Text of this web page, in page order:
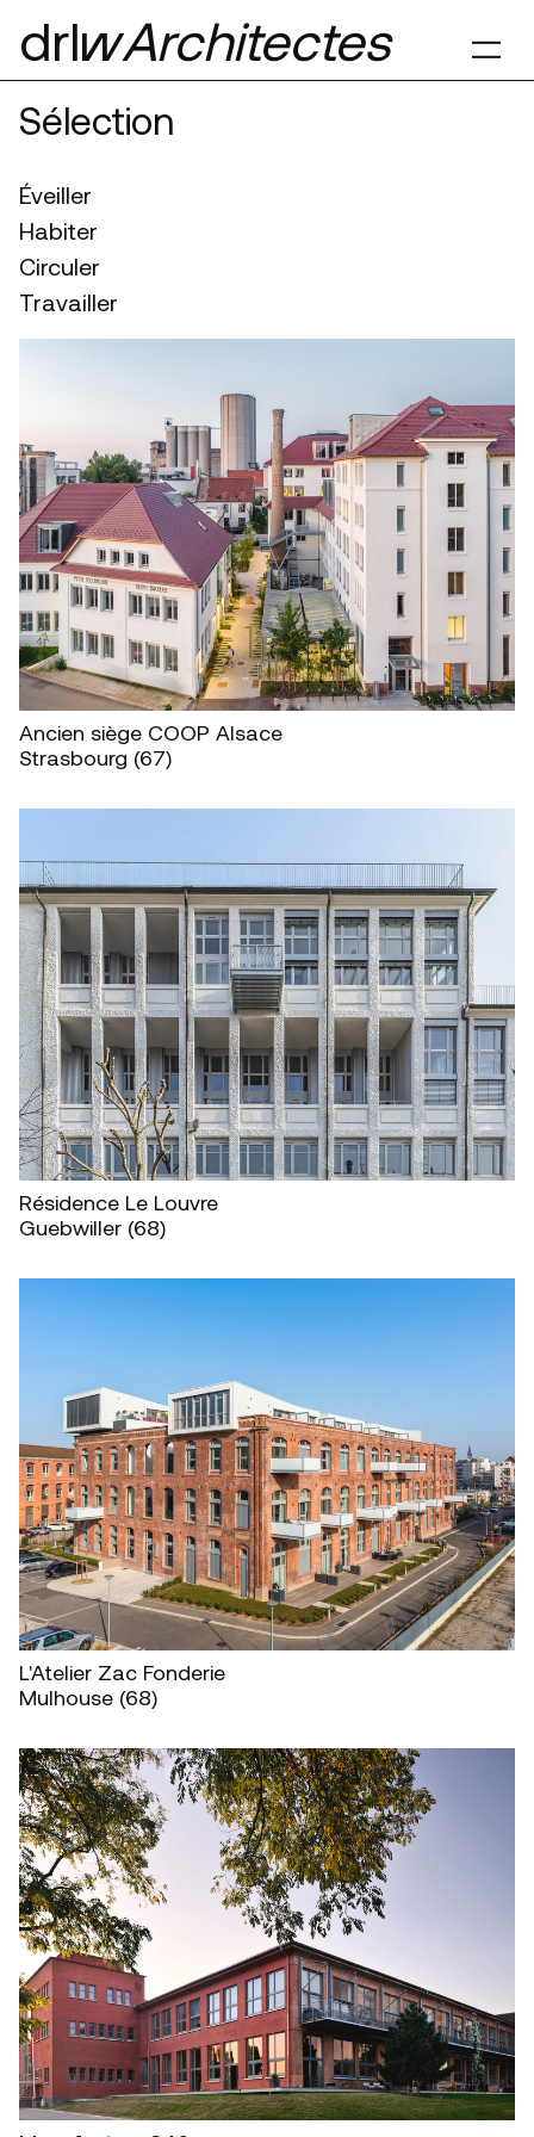
drl§Architectes
Sélection
Éveiller
Habiter
Circuler
Travailler
Ancien siège COOP Alsace
Strasbourg (67)
Résidence Le Louvre
Guebwiller (68)
L'Atelier Zac Fonderie
Mulhouse (68)